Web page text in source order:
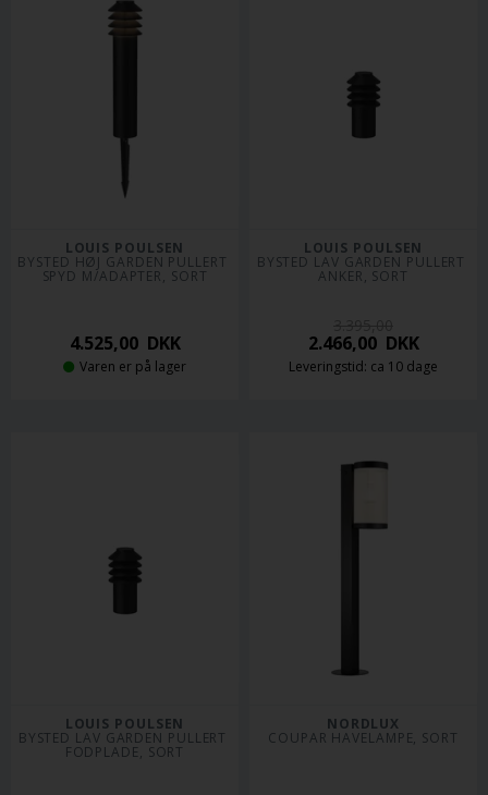
LOUIS POULSEN
BYSTED HØJ GARDEN PULLERT
SPYD M/ADAPTER, SORT
4.525,00DKK
Varen er på lager
LOUIS POULSEN
BYSTED LAV GARDEN PULLERT
ANKER, SORT
2.466,00DKK
Leveringstid: ca 10 dage
LOUIS POULSEN
BYSTED LAV GARDEN PULLERT
FODPLADE, SORT
NORDLUX
COUPAR HAVELAMPE, SORT